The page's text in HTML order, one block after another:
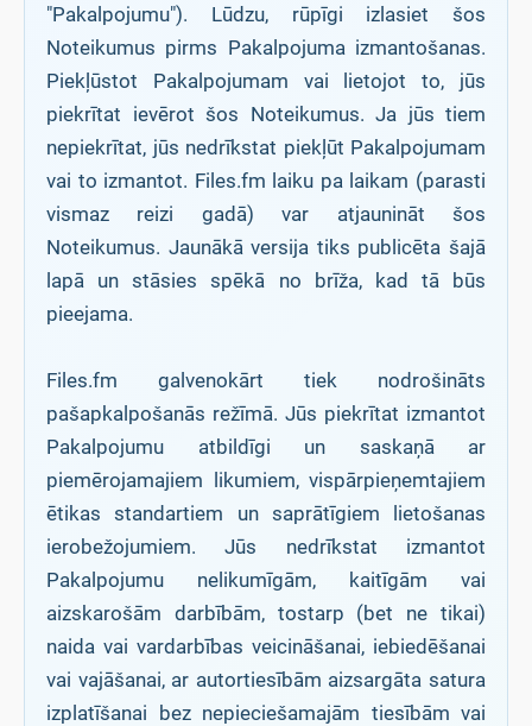
"Pakalpojumu"). Lūdzu, rūpīgi izlasiet šos
Noteikumus pirms Pakalpojuma izmantošanas.
Piekļūstot Pakalpojumam vai lietojot to, jūs
piekrītat ievērot šos Noteikumus. Ja jūs tiem
nepiekrītat, jūs nedrīkstat piekļūt Pakalpojumam
vai to izmantot. Files.fm laiku pa laikam (parasti
vismaz reizi gadā) var atjaunināt šos
Noteikumus. Jaunākā versija tiks publicēta šajā
lapā un stāsies spēkā no brīža, kad tā būs
pieejama.
Files.fm galvenokārt tiek nodrošināts
pašapkalpošanās režīmā. Jūs piekrītat izmantot
Pakalpojumu atbildīgi un saskaņā ar
piemērojamajiem likumiem, vispārpieņemtajiem
ētikas standartiem un saprātīgiem lietošanas
ierobežojumiem. Jūs nedrīkstat izmantot
Pakalpojumu nelikumīgām, kaitīgām vai
aizskarošām darbībām, tostarp (bet ne tikai)
naida vai vardarbības veicināšanai, iebiedēšanai
vai vajāšanai, ar autortiesībām aizsargāta satura
izplatīšanai bez nepieciešamajām tiesībām vai